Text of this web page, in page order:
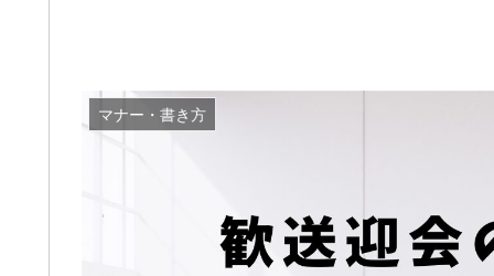
マナー・書き方